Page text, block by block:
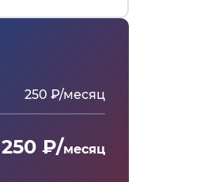
250 ₽/месяц
250 ₽/месяц